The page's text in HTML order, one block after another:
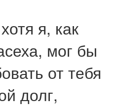
я, как
мог бы
от тебя
долг,